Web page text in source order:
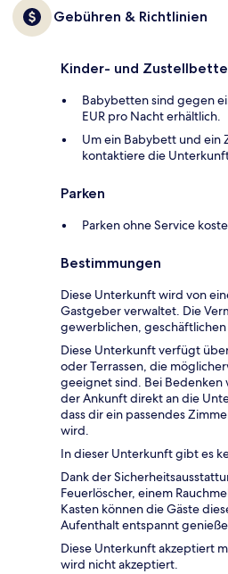
Gebühren & Richtlinien
Kinder- und
Babybetten sind gegen
EUR pro Nacht erhältlich.
Um ein Babybett und ein
kontaktiere die
Parken
Parken ohne Service
Bestimmungen
Diese Unterkunft wird von
Gastgeber verwaltet. Die
gewerblichen,
Diese Unterkunft verfügt
oder Terrassen, die
geeignet sind. Bei Bedenken
der Ankunft direkt an die
dass dir ein passendes
wird.
In dieser Unterkunft gibt es
Dank der
Feuerlöscher, einem
Kasten können die Gäste
Aufenthalt entspannt
Diese Unterkunft akzeptiert
wird nicht akzeptiert.